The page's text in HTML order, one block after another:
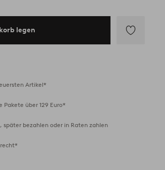
legen
Artikel*
Pakete über 129 Euro*
später bezahlen oder in Raten zahlen